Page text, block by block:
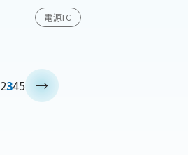
電源IC
2345